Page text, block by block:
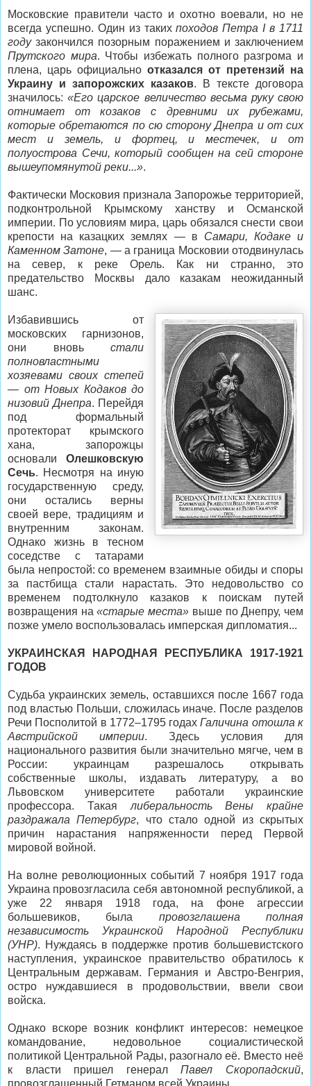
Московские правители часто и охотно воевали, но не
всегда успешно. Один из такихпоходов Петра I в 1711
годузакончился позорным поражением и заключением
Прутского мира. Чтобы избежать полного разгрома и
плена, царь официально отказался от претензий на
Украину и запорожских казаков. В тексте договора
значилось:«Его царское величество весьма руку свою
отнимает от козаков с древними их рубежами,
которые обретаются по сю сторону Днепра и от сих
мест и земель, и фортец, и местечек, и от
полуострова Сечи, который сообщен на сей стороне
вышеупомянутой реки...».
Фактически Московия признала Запорожье территорией,
подконтрольной Крымскому ханству и Османской
империи. По условиям мира, царь обязался снести свои
крепости на казацких землях — в Самари, Кодаке и
Каменном Затоне, — а граница Московии отодвинулась
на север, к реке Орель. Как ни странно, это
предательство Москвы дало казакам неожиданный
шанс.
Избавившись от
московских гарнизонов,
они вновьстали
полновластными
хозяевами своих степей
— от Новых Кодаков до
низовий Днепра. Перейдя
под формальный
протекторат крымского
хана, запорожцы
основалиОлешковскую
Сечь. Несмотря на иную
государственную среду,
они остались верны
своей вере, традициям и
внутренним законам.
Однако жизнь в тесном
соседстве с татарами
была непростой: со временем взаимные обиды и споры
за пастбища стали нарастать. Это недовольство со
временем подтолкнуло казаков к поискам путей
возвращения на«старые места» выше по Днепру, чем
позже умело воспользовалась имперская дипломатия...
УКРАИНСКАЯ НАРОДНАЯ РЕСПУБЛИКА 1917-1921
ГОДОВ
Судьба украинских земель, оставшихся после 1667 года
под властью Польши, сложилась иначе. После разделов
Речи Посполитой в 1772–1795 годахГаличина отошла к
Австрийской империи. Здесь условия для
национального развития были значительно мягче, чем в
России: украинцам разрешалось открывать
собственные школы, издавать литературу, а во
Львовском университете работали украинские
профессора. Такая либеральность Вены крайне
раздражала Петербург, что стало одной из скрытых
причин нарастания напряженности перед Первой
мировой войной.
На волне революционных событий 7 ноября 1917 года
Украина провозгласила себя автономной республикой, а
уже 22 января 1918 года, на фоне агрессии
большевиков, была провозглашена полная
независимость Украинской Народной Республики
(УНР). Нуждаясь в поддержке против большевистского
наступления, украинское правительство обратилось к
Центральным державам. Германия и Австро-Венгрия,
остро нуждавшиеся в продовольствии, ввели свои
войска.
Однако вскоре возник конфликт интересов: немецкое
командование, недовольное социалистической
политикой Центральной Рады, разогнало её. Вместо неё
к власти пришел генералПавел Скоропадский,
провозглашенный Гетманом всей Украины.